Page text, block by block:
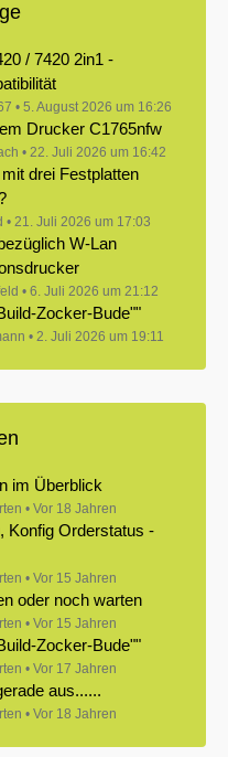
/ 7420 2in1 -
5. August 2026 um 16:26
Drucker C1765nfw
22. Juli 2026 um 16:42
drei Festplatten
21. Juli 2026 um 17:03
W-Lan
6. Juli 2026 um 21:12
Zocker-Bude""
2. Juli 2026 um 19:11
im Überblick
Vor 18 Jahren
Konfig Orderstatus -
Vor 15 Jahren
oder noch warten
Vor 15 Jahren
Zocker-Bude""
Vor 17 Jahren
aus......
Vor 18 Jahren